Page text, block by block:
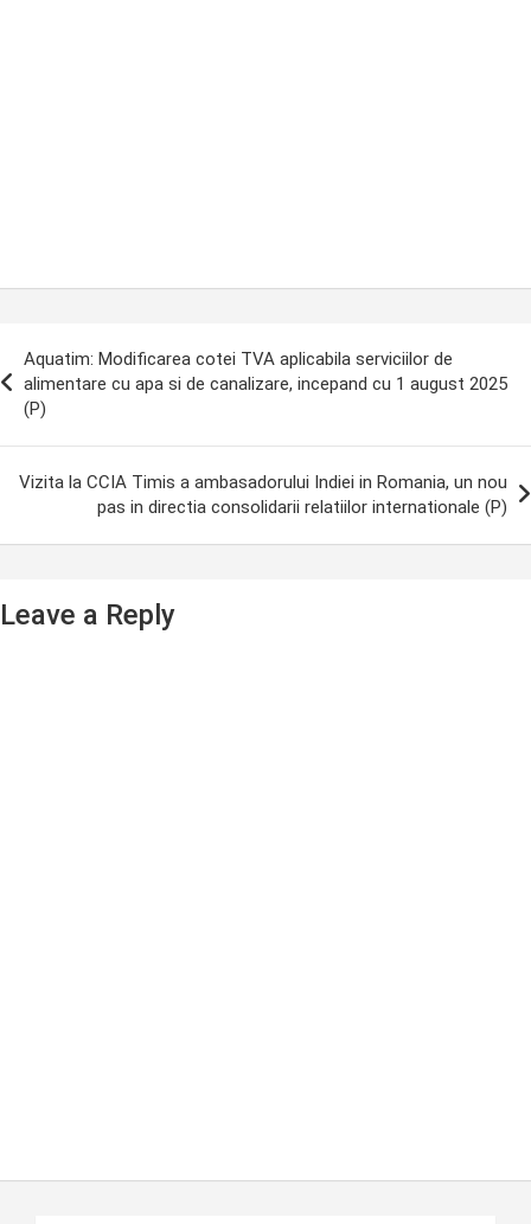
Aquatim: Modificarea cotei TVA aplicabila serviciilor de
alimentare cu apa si de canalizare, incepand cu 1 august 2025
(P)
Vizita la CCIA Timis a ambasadorului Indiei in Romania, un nou
pas in directia consolidarii relatiilor internationale (P)
Leave a Reply